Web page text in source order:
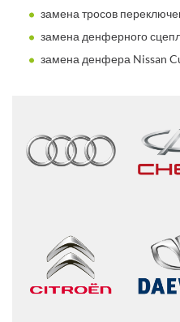
замена тросов
замена денферного
замена денфера Nissan